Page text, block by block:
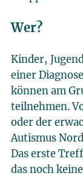
Wer?
Kinder,
einer
können am
teilnehmen.
oder der
Autismus
Das erste
das noch